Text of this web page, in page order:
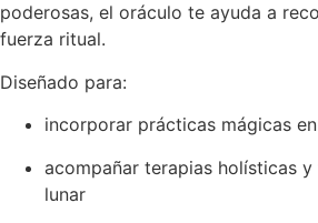
poderosas, el oráculo te ayuda a
fuerza ritual.
Diseñado para:
incorporar prácticas mágicas
acompañar terapias holísticas
lunar